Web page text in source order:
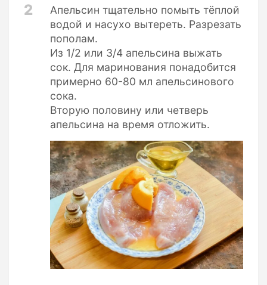
2
Апельсин тщательно помыть тёплой
водой и насухо вытереть. Разрезать
пополам.
Из 1/2 или 3/4 апельсина выжать
сок. Для маринования понадобится
примерно 60-80 мл апельсинового
сока.
Вторую половину или четверь
апельсина на время отложить.